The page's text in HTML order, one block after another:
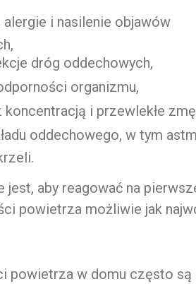
alergie i nasilenie objawów
dróg oddechowych,
organizmu,
koncentracją i przewlekłe
oddechowego, w tym
jest, aby reagować na
powietrza możliwie jak
powietrza w domu często